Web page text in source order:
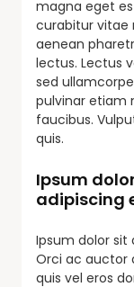
magna eget
curabitur vitae
aenean
lectus. Lectus
sed
pulvinar etiam
faucibus.
quis.
Ipsum
adipiscing
Ipsum dolor
Orci ac auctor
quis vel eros